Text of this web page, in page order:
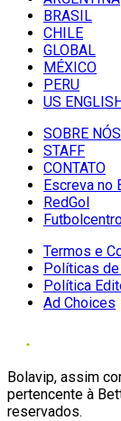
BRASIL
CHILE
GLOBAL
MÉXICO
PERU
US
SOBRE NÓS
STAFF
CONTATO
Escreva no
RedGol
Termos e
Políticas
Política
Ad Choices
Bolavip, assim
pertencente à
reservados.